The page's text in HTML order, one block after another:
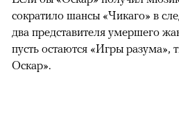
сократило шансы «Чикаго» в
два представителя умершего
пусть остаются «Игры разума»,
Оскар».